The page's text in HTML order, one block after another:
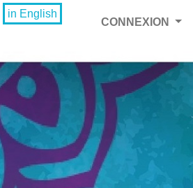
in English
CONNEXION